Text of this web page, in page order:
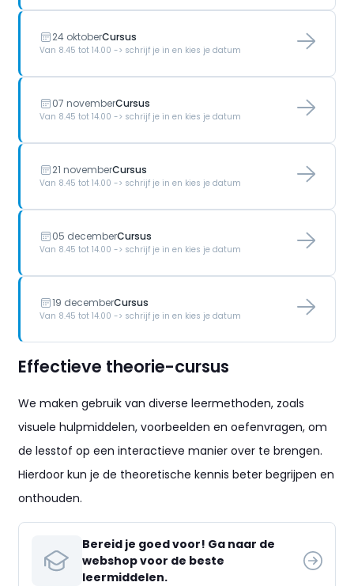
24 oktoberCursus
Van 8.45 tot 14.00 -> schrijf je in en kies je datum
07 novemberCursus
Van 8.45 tot 14.00 -> schrijf je in en kies je datum
21 novemberCursus
Van 8.45 tot 14.00 -> schrijf je in en kies je datum
05 decemberCursus
Van 8.45 tot 14.00 -> schrijf je in en kies je datum
19 decemberCursus
Van 8.45 tot 14.00 -> schrijf je in en kies je datum
Effectieve theorie-cursus
We maken gebruik van diverse leermethoden, zoals
visuele hulpmiddelen, voorbeelden en oefenvragen, om
de lesstof op een interactieve manier over te brengen.
Hierdoor kun je de theoretische kennis beter begrijpen en
onthouden.
Bereid je goed voor! Ga naar de
webshop voor de beste
leermiddelen.